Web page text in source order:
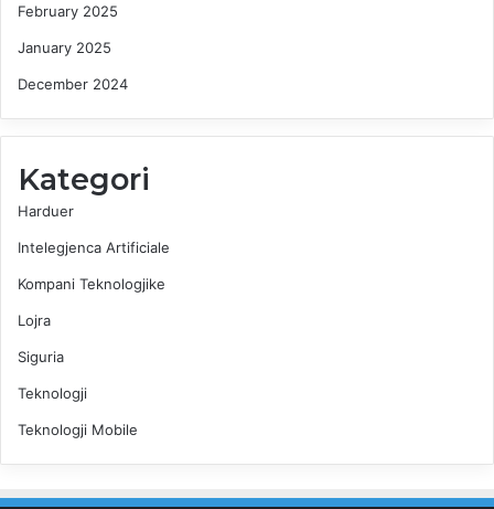
February 2025
January 2025
December 2024
Kategori
Harduer
Intelegjenca Artificiale
Kompani Teknologjike
Lojra
Siguria
Teknologji
Teknologji Mobile